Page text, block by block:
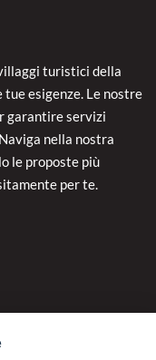
turistici della
esigenze. Le nostre
garantire servizi
nella nostra
le proposte più
per te.